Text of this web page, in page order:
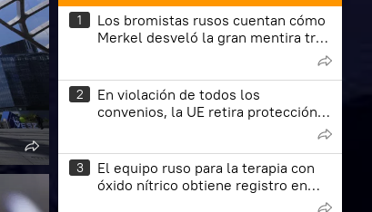
1
Los bromistas rusos cuentan cómo
Merkel desveló la gran mentira tras
2
En violación de todos los
convenios, la UE retira protección a
3
El equipo ruso para la terapia con
óxido nítrico obtiene registro en